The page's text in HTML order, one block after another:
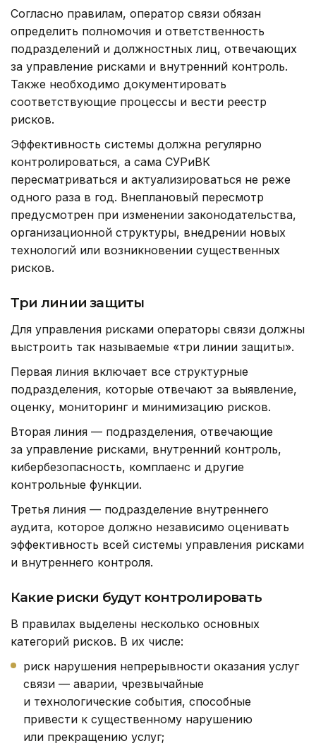
Согласно правилам, оператор связи обязан
определить полномочия и ответственность
подразделений и должностных лиц, отвечающих
за управление рисками и внутренний контроль.
Также необходимо документировать
соответствующие процессы и вести реестр
рисков.
Эффективность системы должна регулярно
контролироваться, а сама СУРиВК
пересматриваться и актуализироваться не реже
одного раза в год. Внеплановый пересмотр
предусмотрен при изменении законодательства,
организационной структуры, внедрении новых
технологий или возникновении существенных
рисков.
Три линии защиты
Для управления рисками операторы связи должны
выстроить так называемые «три линии защиты».
Первая линия включает все структурные
подразделения, которые отвечают за выявление,
оценку, мониторинг и минимизацию рисков.
Вторая линия — подразделения, отвечающие
за управление рисками, внутренний контроль,
кибербезопасность, комплаенс и другие
контрольные функции.
Третья линия — подразделение внутреннего
аудита, которое должно независимо оценивать
эффективность всей системы управления рисками
и внутреннего контроля.
Какие риски будут контролировать
В правилах выделены несколько основных
категорий рисков. В их числе:
риск нарушения непрерывности оказания услуг
связи — аварии, чрезвычайные
и технологические события, способные
привести к существенному нарушению
или прекращению услуг;